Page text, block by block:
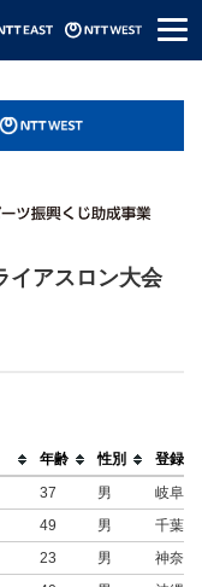
メ
ニ
ー
イアスロン大会
年齢 性別
登録地
37 男
岐阜県
49 男
千葉県
23 男
神奈川